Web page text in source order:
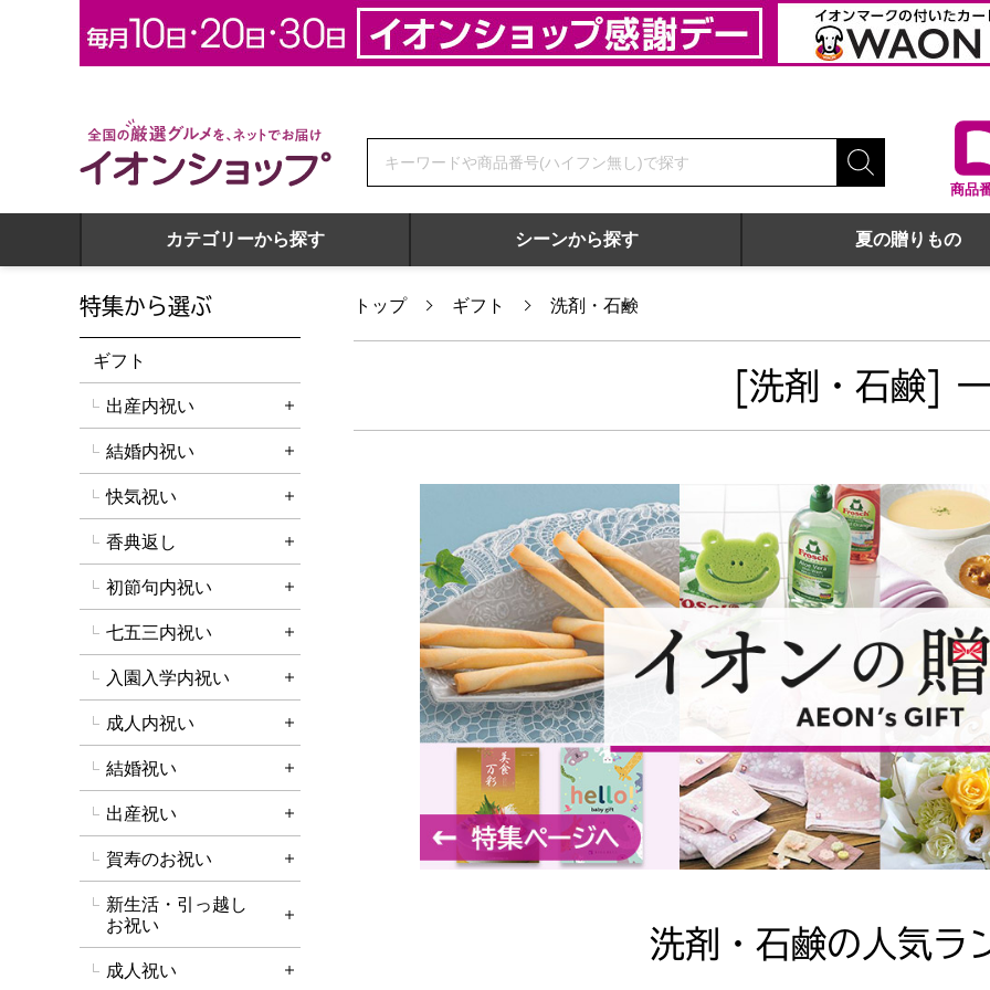
全国の厳選グルメを、ネットでお届け イオンショップ
商品
カテゴリーから探す シーンから探す 夏の贈りもの
トップ ギフト 洗剤・石鹸
[洗剤・石鹸]
洗剤・石鹸の人気ラ
特集から選ぶ
ギフト
出産内祝い
詳細を開く
結婚内祝い
詳細を開く
快気祝い
詳細を開く
香典返し
詳細を開く
初節句内祝い
詳細を開く
七五三内祝い
詳細を開く
入園入学内祝い
詳細を開く
成人内祝い
詳細を開く
結婚祝い
詳細を開く
出産祝い
詳細を開く
賀寿のお祝い
詳細を開く
新生活・引っ越し
お祝い
詳細を開く
成人祝い 詳細を開く